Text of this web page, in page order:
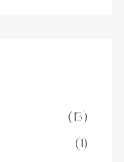
(13)
(1)